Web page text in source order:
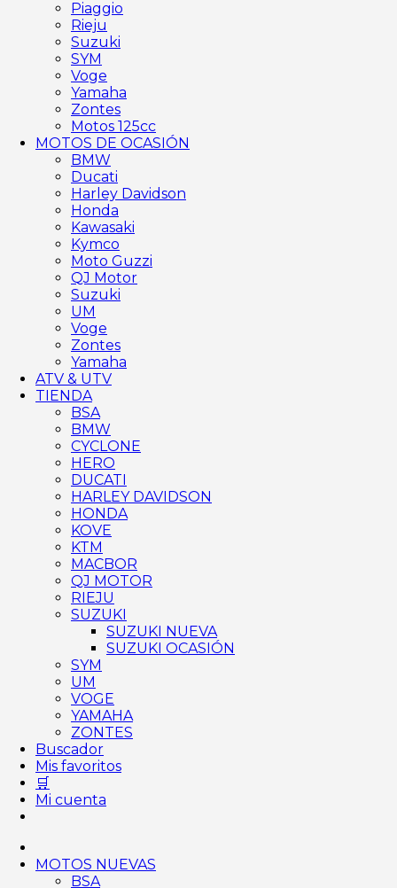
Piaggio
Rieju
Suzuki
SYM
Voge
Yamaha
Zontes
Motos 125cc
MOTOS DE OCASIÓN
BMW
Ducati
Harley Davidson
Honda
Kawasaki
Kymco
Moto Guzzi
QJ Motor
Suzuki
UM
Voge
Zontes
Yamaha
ATV & UTV
TIENDA
BSA
BMW
CYCLONE
HERO
DUCATI
HARLEY DAVIDSON
HONDA
KOVE
KTM
MACBOR
QJ MOTOR
RIEJU
SUZUKI
SUZUKI NUEVA
SUZUKI OCASIÓN
SYM
UM
VOGE
YAMAHA
ZONTES
Buscador
Mis favoritos
🛒
Mi cuenta
MOTOS NUEVAS
BSA